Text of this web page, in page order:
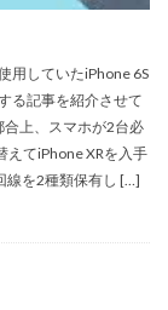
用していたiPhone 6S
る記事を紹介させて
合上、スマホが2台必
えてiPhone XRを入手
線を2種類保有し […]